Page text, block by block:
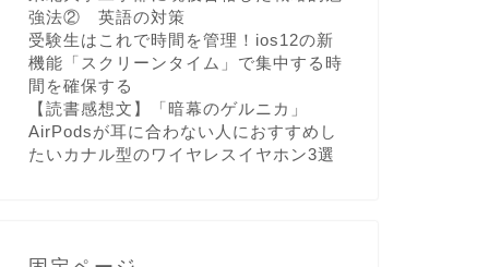
強法② 英語の対策
受験生はこれで時間を管理！ios12の新
機能「スクリーンタイム」で集中する時
間を確保する
【読書感想文】「暗幕のゲルニカ」
AirPodsが耳に合わない人におすすめし
たいカナル型のワイヤレスイヤホン3選